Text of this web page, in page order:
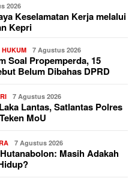
2026
Keselamatan Kerja melalui
Kepri
7 Agustus 2026
Soal Propemperda, 15
Belum Dibahas DPRD
7 Agustus 2026
Lantas, Satlantas Polres
MoU
7 Agustus 2026
Masih Adakah